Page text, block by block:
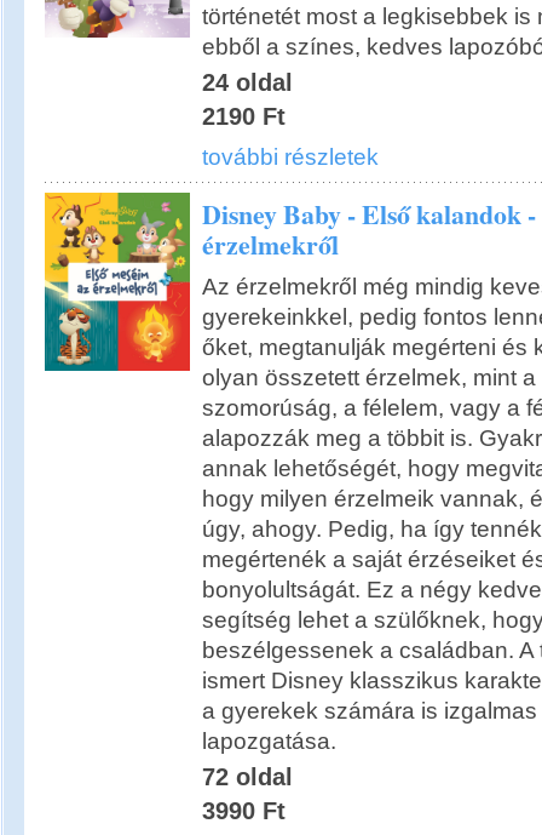
történetét most a legkisebbek is
ebből a színes, kedves
24 oldal
2190 Ft
további részletek
Disney Baby - Első kalandok
érzelmekről
Az érzelmekről még mindig
gyerekeinkkel, pedig fontos
őket, megtanulják megérteni és
olyan összetett érzelmek, mint a
szomorúság, a félelem, vagy a
alapozzák meg a többit is.
annak lehetőségét, hogy
hogy milyen érzelmeik vannak,
úgy, ahogy. Pedig, ha így
megértenék a saját érzéseiket
bonyolultságát. Ez a négy
segítség lehet a szülőknek,
beszélgessenek a családban. A
ismert Disney klasszikus
a gyerekek számára is
lapozgatása.
72 oldal
3990 Ft